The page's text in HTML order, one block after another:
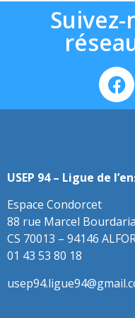
USEP 94 – Ligue de
Espace Condorcet
88 rue Marcel
CS 70013 – 94146
01 43 53 80 18